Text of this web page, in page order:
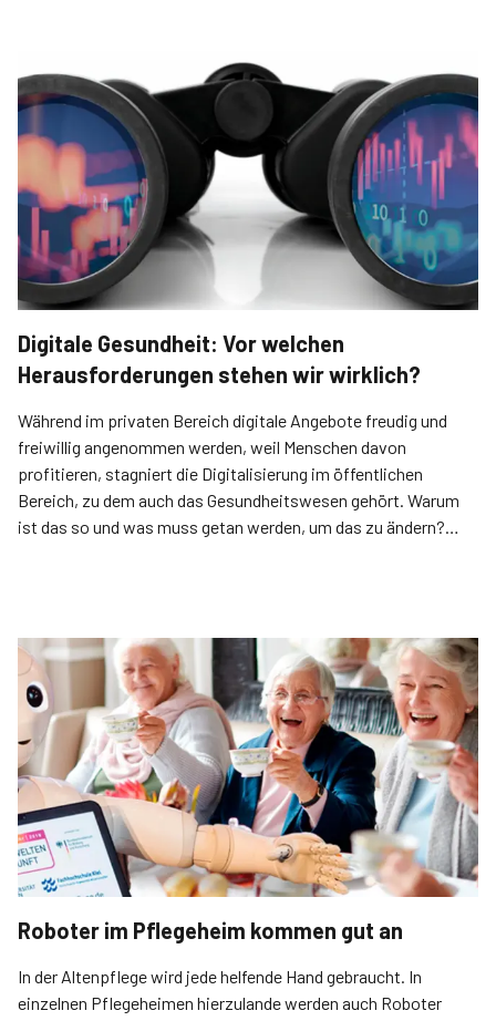
Digitale Gesundheit: Vor welchen
Herausforderungen stehen wir wirklich?
Während im privaten Bereich digitale Angebote freudig und
freiwillig angenommen werden, weil Menschen davon
profitieren, stagniert die Digitalisierung im öffentlichen
Bereich, zu dem auch das Gesundheitswesen gehört. Warum
ist das so und was muss getan werden, um das zu ändern?
Roboter im Pflegeheim kommen gut an
In der Altenpflege wird jede helfende Hand gebraucht. In
einzelnen Pflegeheimen hierzulande werden auch Roboter